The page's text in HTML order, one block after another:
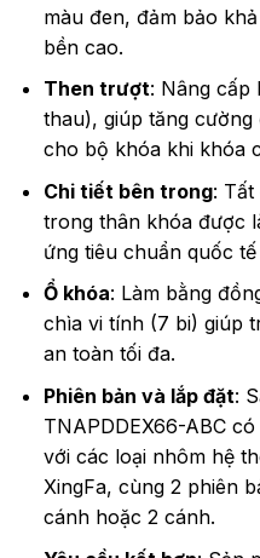
màu đen, đảm bảo
bền cao.
Then trượt: Nâng cấp
thau), giúp tăng
cho bộ khóa khi khóa
Chi tiết bên trong: Tất
trong thân khóa được
ứng tiêu chuẩn quốc
Ổ khóa: Làm bằng
chìa vi tính (7 bi) giúp
an toàn tối đa.
Phiên bản và lắp đặt:
TNAPDDEX66-ABC
với các loại nhôm hệ
XingFa, cùng 2 phiên
cánh hoặc 2 cánh.